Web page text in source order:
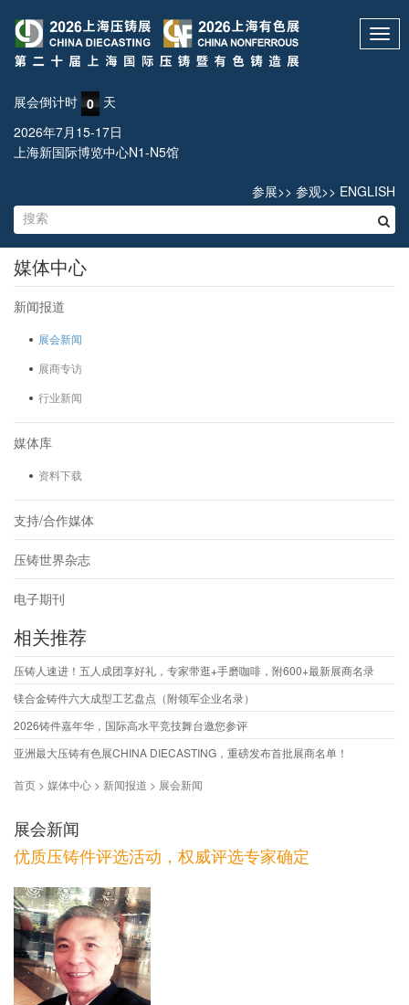
展会倒计时 0 天
2026年7月15-17日
上海新国际博览中心N1-N5馆
参展>> 参观>> ENGLISH
媒体中心
新闻报道
展会新闻
展商专访
行业新闻
媒体库
资料下载
支持/合作媒体
压铸世界杂志
电子期刊
相关推荐
压铸人速进！五人成团享好礼，专家带逛+手磨咖啡，附600+最新展商名录
镁合金铸件六大成型工艺盘点（附领军企业名录）
2026铸件嘉年华，国际高水平竞技舞台邀您参评
亚洲最大压铸有色展CHINA DIECASTING，重磅发布首批展商名单！
首页 > 媒体中心 > 新闻报道 > 展会新闻
展会新闻
优质压铸件评选活动，权威评选专家确定